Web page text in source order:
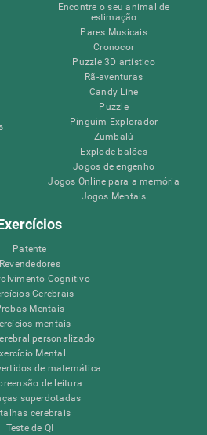
Encontre o seu animal de
estimação
Pares Musicais
Cronocor
Puzzle 3D artístico
Rã-aventuras
Candy Line
Puzzle
Pinguim Explorador
Zumbalú
Explode balões
Jogos de engenho
Jogos Online para a memória
Jogos Mentais
Patente
Revendedores
Cognitivo
Cerebrais
Mentais
mentais
personalizado
Mental
de matemática
de leitura
superdotadas
cerebrais
Teste de QI